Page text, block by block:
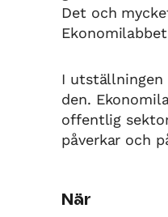
Det och
I utställningen
den.
offentlig
påverkar och
När